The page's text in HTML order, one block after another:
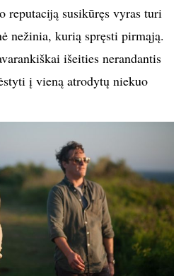
Sekite mus:
reputaciją susikūręs vyras turi
nežinia, kurią spręsti pirmąją.
išeities nerandantis
į vieną atrodytų niekuo